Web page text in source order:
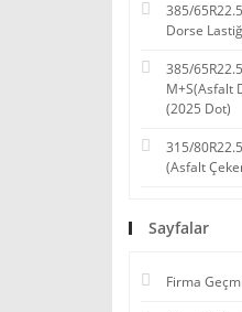
385/
Dorse
385/
M+S(Asfalt
(2025 Dot)
315/
(Asfalt
Sayfalar
Firma